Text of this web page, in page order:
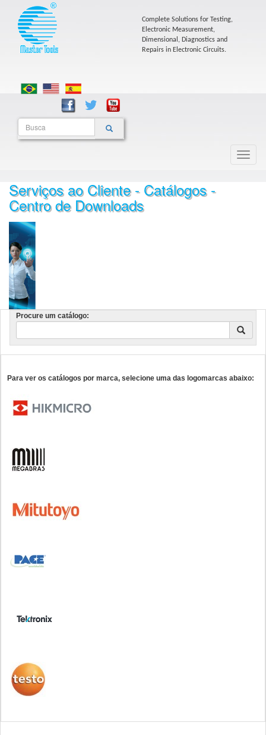
Complete Solutions for Testing,
Electronic Measurement,
Dimensional, Diagnostics and
Repairs in Electronic Circuits.
Serviços ao Cliente - Catálogos -
Centro de Downloads
Procure um catálogo:
Para ver os catálogos por marca, selecione uma das logomarcas abaixo: